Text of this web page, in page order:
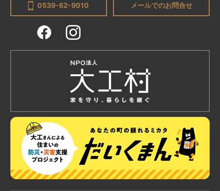
0539-62-9010 メールでのお問合せ